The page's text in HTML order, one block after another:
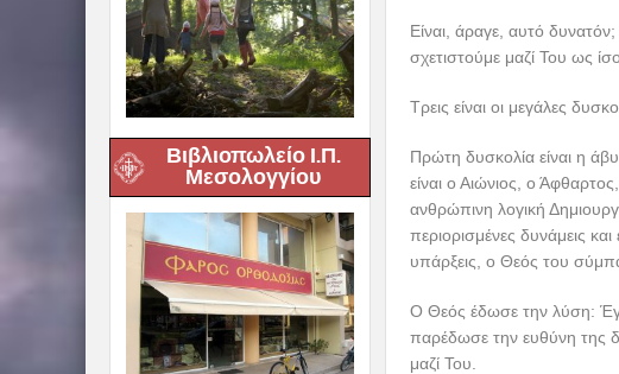
Βιβλιοπωλείο Ι.Π.
Μεσολογγίου
Είναι, άραγε, αυτό
σχετιστούμε μαζί Του ως
Τρεις είναι οι μεγάλες
Πρώτη δυσκολία είναι η
είναι ο Αιώνιος, ο
ανθρώπινη λογική
περιορισμένες δυνάμεις
υπάρξεις, ο Θεός του
Ο Θεός έδωσε την λύση:
παρέδωσε την ευθύνη της
μαζί Του.